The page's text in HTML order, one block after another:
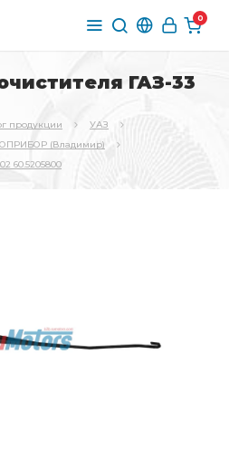
0
ГАЗ-33
продукции
УАЗ
(Владимир)
60.5205800